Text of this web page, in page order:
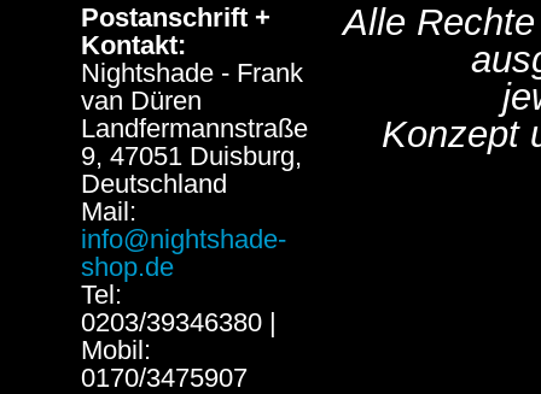
Postanschrift +
Kontakt:
Nightshade - Frank
van Düren
Landfermannstraße
9, 47051 Duisburg,
Deutschland
Mail:
info@nightshade-
shop.de
Tel:
0203/39346380 |
Mobil:
0170/3475907
Alle
Konzept